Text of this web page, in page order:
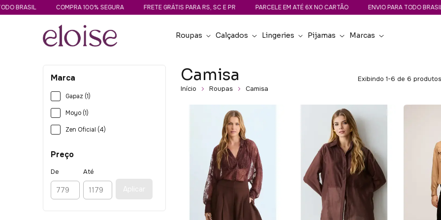
BRASIL COMPRA 100% SEGURA FRETE GRÁTIS PARA RS, SC E PR PARCELE EM ATÉ 6X NO CARTÃO ENVIO PARA TODO BRASIL
Roupas Calçados Lingeries Pijamas Marcas
Marca
Gapaz (1)
Moyo (1)
Zen Oficial (4)
Preço
De Até
Aplicar
Camisa
Início Roupas Camisa
Exibindo 1-6 de 6 produtos